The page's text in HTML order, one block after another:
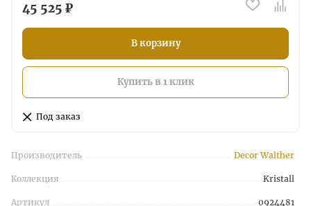
45 525 ₽
В корзину
Купить в 1 клик
Под заказ
Производитель Decor Walther
Коллекция Kristall
Артикул 0924481